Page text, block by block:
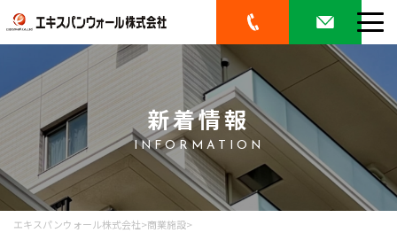
新着情報
INFORMATION
エキスパンウォール株式会社>商業施設>